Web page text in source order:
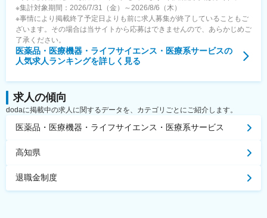
※集計対象期間：2026/7/31（金）～2026/8/6（木）
※事情により掲載終了予定日よりも前に求人募集が終了していることもご
ざいます。その場合は当サイトから応募はできませんので、あらかじめご
了承ください。
医薬品・医療機器・ライフサイエンス・医療系サービスの
人気求人ランキングを詳しく見る
求人の傾向
dodaに掲載中の求人に関するデータを、カテゴリごとにご紹介します。
医薬品・医療機器・ライフサイエンス・医療系サービス
高知県
退職金制度